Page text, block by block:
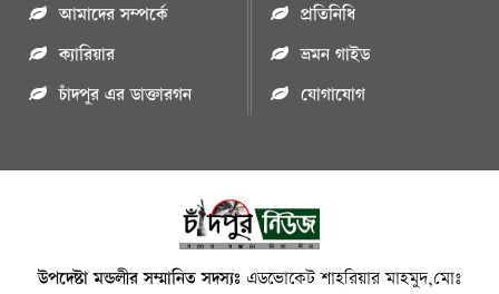
আমাদের সম্পর্কে
ক্যারিয়ার
চাঁদপুর এর ডাক্তারগন
প্রতিনিধি
ভ্রমন গাইড
যোগাযোগ
উপদেষ্টা মন্ডলীর সম্মানিত সদস্যঃ এডভোকেট শাহরিয়ার মাহমুদ,মোঃ